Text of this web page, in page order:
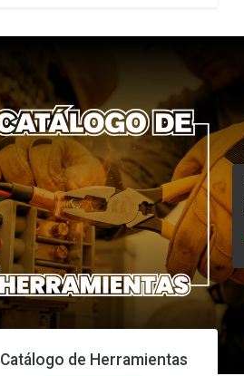
Catálogo de Herramientas